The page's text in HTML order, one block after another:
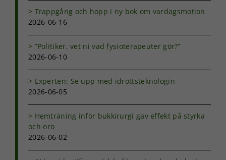
Trappgång och hopp i ny bok om vardagsmotion
2026-06-16
”Politiker, vet ni vad fysioterapeuter gör?”
2026-06-10
Experten: Se upp med idrottsteknologin
2026-06-05
Hemträning inför bukkirurgi gav effekt på styrka
och oro
2026-06-02